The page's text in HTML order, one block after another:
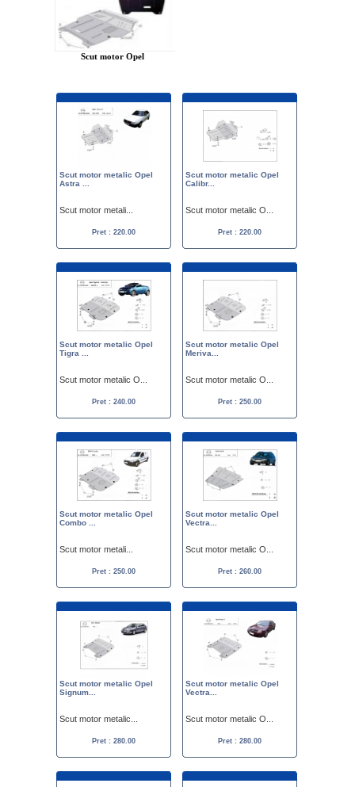
Scut motor Opel
Scut motor metalic Opel
Astra ...
Scut motor metali...
Pret : 220.00
Scut motor metalic Opel
Calibr...
Scut motor metalic O...
Pret : 220.00
Scut motor metalic Opel
Tigra ...
Scut motor metalic O...
Pret : 240.00
Scut motor metalic Opel
Meriva...
Scut motor metalic O...
Pret : 250.00
Scut motor metalic Opel
Combo ...
Scut motor metali...
Pret : 250.00
Scut motor metalic Opel
Vectra...
Scut motor metalic O...
Pret : 260.00
Scut motor metalic Opel
Signum...
Scut motor metalic...
Pret : 280.00
Scut motor metalic Opel
Vectra...
Scut motor metalic O...
Pret : 280.00